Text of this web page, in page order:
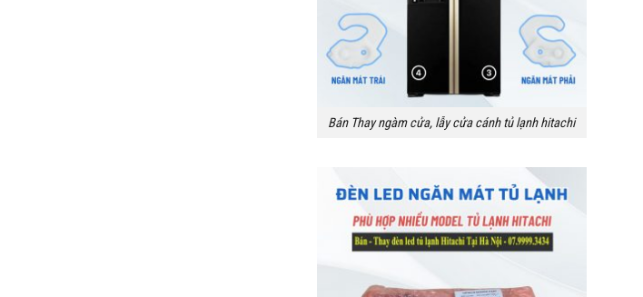
Bán Thay ngàm cửa, lẫy cửa cánh tủ lạnh hitachi